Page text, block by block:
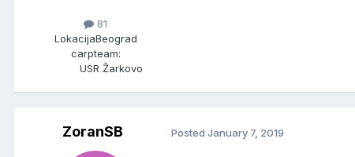
81
LokacijaBeograd
carpteam:
USR Žarkovo
ZoranSB Posted January 7, 2019